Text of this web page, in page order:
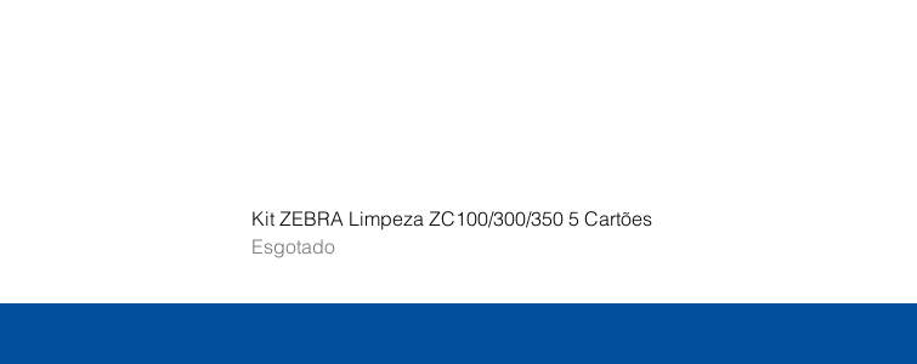
Kit ZEBRA Limpeza ZC100/300/350 5 Cartões
Esgotado